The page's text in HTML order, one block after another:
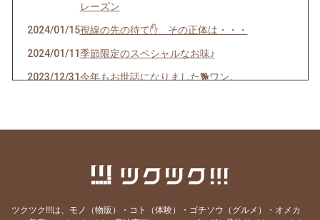
レーズン
2024/01/15視線の先の待て✋ その正体は・・・
2024/01/11季節限定のスペシャルなお味♪
2023/12/31今年もお世話になりました🐕ワン。
送料込み『キタノカオリsimple set』限定販売
ン入り
ツクツク!!!は、モノ（物販）・コト（体験）・ゴチソウ（グルメ）・オメカ